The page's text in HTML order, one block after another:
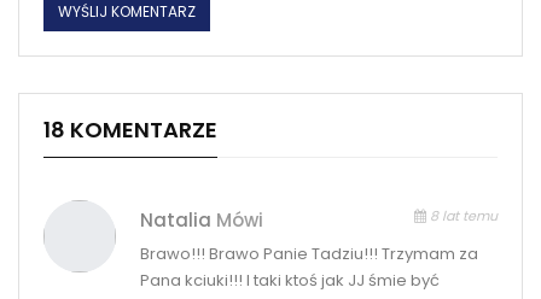
18 KOMENTARZE
Natalia Mówi 8 lat temu
Brawo!!! Brawo Panie Tadziu!!! Trzymam za
Pana kciuki!!! I taki ktoś jak JJ śmie być